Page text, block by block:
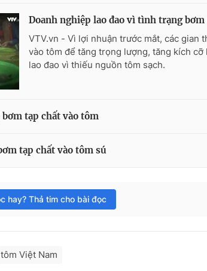
Doanh nghiệp lao đao vì tình trạng
VTV.vn - Vì lợi nhuận trước mắt, các gian
vào tôm để tăng trọng lượng, tăng kích
lao đao vì thiếu nguồn tôm sạch.
bơm tạp chất vào tôm
tạp chất vào tôm sú
hay? Thả tim cho bài đọc
tôm Việt Nam